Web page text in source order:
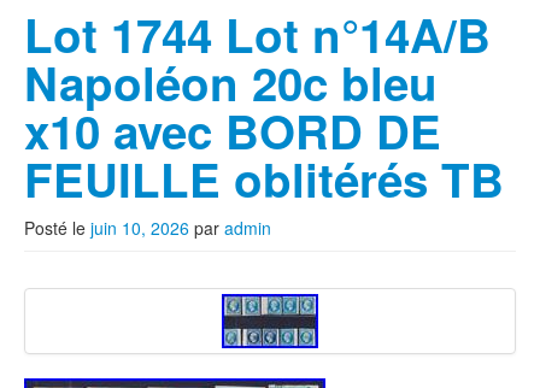
Lot 1744 Lot n°14A/B
Napoléon 20c bleu
x10 avec BORD DE
FEUILLE oblitérés TB
Posté le juin 10, 2026 par admin